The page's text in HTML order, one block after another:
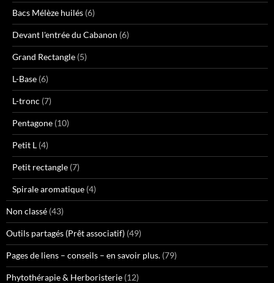
Bacs Mélèze huilés (6)
Devant l'entrée du Cabanon (6)
Grand Rectangle (5)
L-Base (6)
L-tronc (7)
Pentagone (10)
Petit L (4)
Petit rectangle (7)
Spirale aromatique (4)
Non classé (43)
Outils partagés (Prêt associatif) (49)
Pages de liens – conseils – en savoir plus. (79)
Phytothérapie & Herboristerie (12)